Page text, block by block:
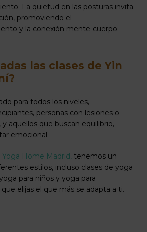
La quietud en las posturas invita
promoviendo el
y la conexión mente-cuerpo.
las clases de Yin
para todos los niveles,
personas con lesiones o
y aquellos que buscan equilibrio,
emocional.
Yoga Home Madrid, tenemos un
estilos, incluso clases de yoga
para niños y yoga para
elijas el que más se adapta a ti.